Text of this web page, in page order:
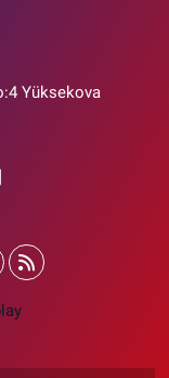
Yüksekova